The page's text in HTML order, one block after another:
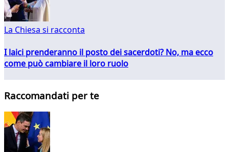
La Chiesa si racconta
I laici prenderanno il posto dei sacerdoti? No, ma ecco
come può cambiare il loro ruolo
Raccomandati per te